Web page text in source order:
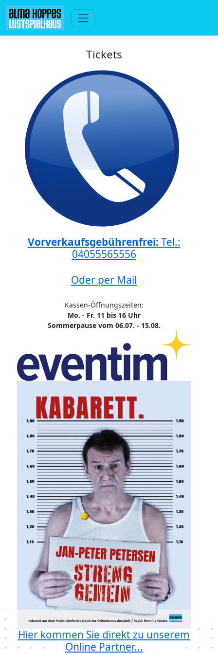
Tickets
Vorverkaufsgebührenfrei: Tel.:
04055565556
Oder per Mail
Kassen-Öffnungszeiten:
Mo. - Fr. 11 bis 16 Uhr
Sommerpause vom 06.07. - 15.08.
Hier kommen Sie direkt zu unserem
Online Partner...